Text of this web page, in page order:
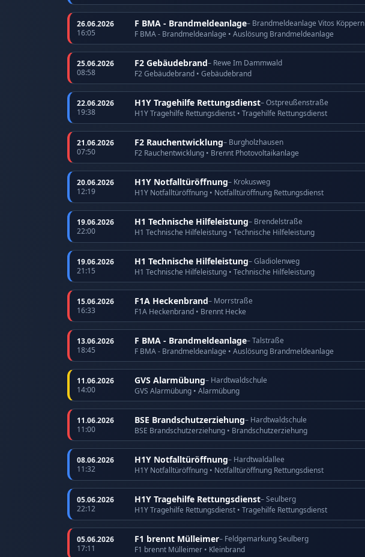
26.06.2026
16:05
F BMA - Brandmeldeanlage– Brandmeldeanlage Vitos Köppern
F BMA - Brandmeldeanlage • Auslösung Brandmeldeanlage
25.06.2026
08:58
F2 Gebäudebrand– Rewe Im Dammwald
F2 Gebäudebrand • Gebäudebrand
22.06.2026
19:38
H1Y Tragehilfe Rettungsdienst– Ostpreußenstraße
H1Y Tragehilfe Rettungsdienst • Tragehilfe Rettungsdienst
21.06.2026
07:50
F2 Rauchentwicklung– Burgholzhausen
F2 Rauchentwicklung • Brennt Photovoltaikanlage
20.06.2026
12:19
H1Y Notfalltüröffnung– Krokusweg
H1Y Notfalltüröffnung • Notfalltüröffnung Rettungsdienst
19.06.2026
22:00
H1 Technische Hilfeleistung– Brendelstraße
H1 Technische Hilfeleistung • Technische Hilfeleistung
19.06.2026
21:15
H1 Technische Hilfeleistung– Gladiolenweg
H1 Technische Hilfeleistung • Technische Hilfeleistung
15.06.2026
16:33
F1A Heckenbrand– Morrstraße
F1A Heckenbrand • Brennt Hecke
13.06.2026
18:45
F BMA - Brandmeldeanlage– Talstraße
F BMA - Brandmeldeanlage • Auslösung Brandmeldeanlage
11.06.2026
14:00
GVS Alarmübung– Hardtwaldschule
GVS Alarmübung • Alarmübung
11.06.2026
11:00
BSE Brandschutzerziehung– Hardtwaldschule
BSE Brandschutzerziehung • Brandschutzerziehung
08.06.2026
11:32
H1Y Notfalltüröffnung– Hardtwaldallee
H1Y Notfalltüröffnung • Notfalltüröffnung Rettungsdienst
05.06.2026
22:12
H1Y Tragehilfe Rettungsdienst– Seulberg
H1Y Tragehilfe Rettungsdienst • Tragehilfe Rettungsdienst
05.06.2026
17:11
F1 brennt Mülleimer– Feldgemarkung Seulberg
F1 brennt Mülleimer • Kleinbrand